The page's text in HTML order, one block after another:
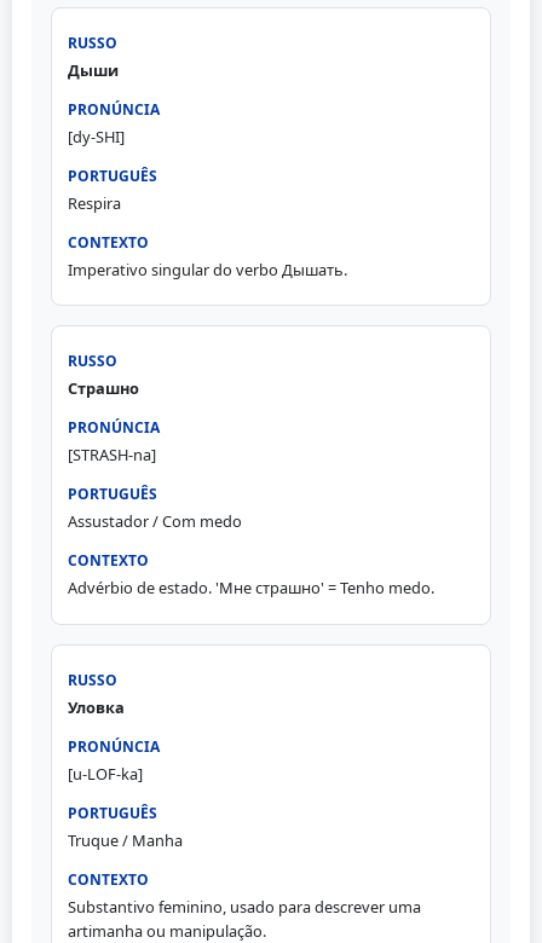
Дыши
[dy-SHI]
Respira
Imperativo singular do verbo Дышать.
Страшно
[STRASH-na]
Assustador / Com medo
Advérbio de estado. 'Мне страшно' = Tenho medo.
Уловка
[u-LOF-ka]
Truque / Manha
Substantivo feminino, usado para descrever uma
artimanha ou manipulação.